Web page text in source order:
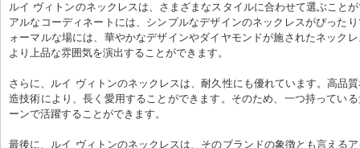
ルイ ヴィトンのネックレスは、さまざまなスタイルに合わせて選ぶこと
アルなコーディネートには、シンプルなデザインのネックレスがぴった
ォーマルな場には、華やかなデザインやダイヤモンドが施されたネック
より上品な雰囲気を演出することができます。
さらに、ルイ ヴィトンのネックレスは、耐久性にも優れています。高品
造技術により、長く愛用することができます。そのため、一つ持ってい
ーンで活躍することができます。
最後に、ルイ ヴィトンのネックレスは、そのブランドの象徴とも言える